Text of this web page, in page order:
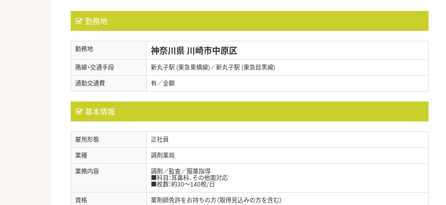
勤務地
勤務地 神奈川県 川崎市中原区
路線・交通手段
新丸子駅 (東急東横線)／新丸子駅 (東急目黒線)
通勤交通費
有／全額
基本情報
雇用形態
正社員
業種
調剤薬局
業務内容
調剤／監査／服薬指導
■科目：耳鼻科、その他面対応
■枚数：約30～140枚/日
資格
薬剤師免許をお持ちの方（取得見込みの方を含む）